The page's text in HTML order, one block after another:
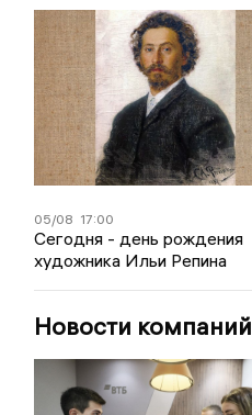
05/08 17:00
Сегодня - день рождения
художника Ильи Репина
Новости компаний